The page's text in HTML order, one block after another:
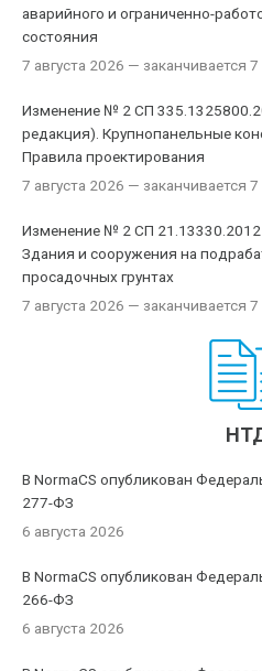
аварийного и ограниченно-
состояния
7 августа 2026 — заканчивается
Изменение № 2 СП
редакция). Крупнопанельные
Правила проектирования
7 августа 2026 — заканчивается
Изменение № 2 СП 21.13330.2012
Здания и сооружения на
просадочных грунтах
7 августа 2026 — заканчивается
В NormaCS опубликован
277-ФЗ
6 августа 2026
В NormaCS опубликован
266-ФЗ
6 августа 2026